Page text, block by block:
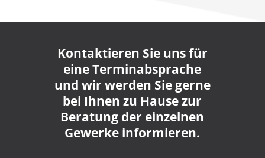
Kontaktieren Sie uns für
eine Terminabsprache
und wir werden Sie gerne
bei Ihnen zu Hause zur
Beratung der einzelnen
Gewerke informieren.